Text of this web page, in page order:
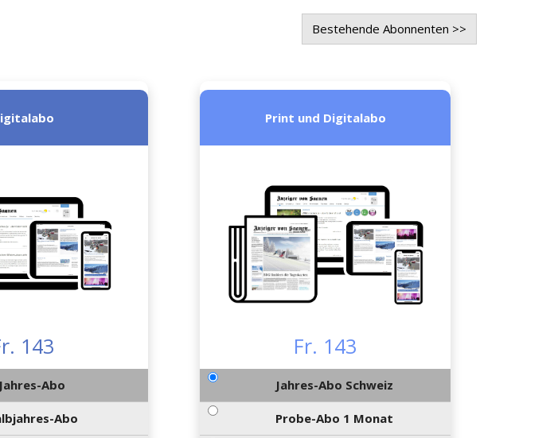
Bestehende Abonnenten >>
143
Jahres-Abo
Abo
Print und Digitalabo
Fr. 143
Jahres-Abo Schweiz
Probe-Abo 1 Monat